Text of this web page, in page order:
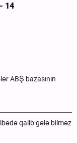
14
ABŞ bazasının
qalib gələ bilməz